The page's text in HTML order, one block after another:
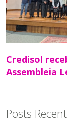
Credisol
Assembleia
Posts